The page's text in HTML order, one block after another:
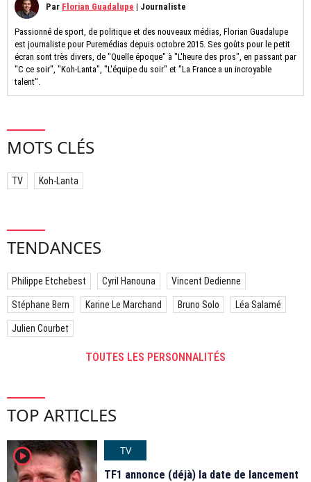
Par Florian Guadalupe | Journaliste
Passionné de sport, de politique et des nouveaux médias, Florian Guadalupe
est journaliste pour Puremédias depuis octobre 2015. Ses goûts pour le petit
écran sont très divers, de "Quelle époque" à "L'heure des pros", en passant par
"C ce soir", "Koh-Lanta", "L'équipe du soir" et "La France a un incroyable
talent".
MOTS CLÉS
TV Koh-Lanta
TENDANCES
Philippe Etchebest Cyril Hanouna Vincent Dedienne
Stéphane Bern Karine Le Marchand Bruno Solo Léa Salamé
Julien Courbet
TOUTES LES PERSONNALITÉS
TOP ARTICLES
player2
TV
TF1 annonce (déjà) la date de lancement